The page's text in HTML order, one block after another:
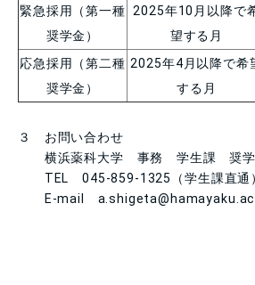
緊急採用（第一種
奨学金）
2025年10月以降で
望する月
応急採用（第二種
奨学金）
2025年4 月以降で希
する月
３ お問い合わせ
横浜薬科大学 事務 学生課 奨学
TEL
045-859-1325
（学生課直通
E-mail